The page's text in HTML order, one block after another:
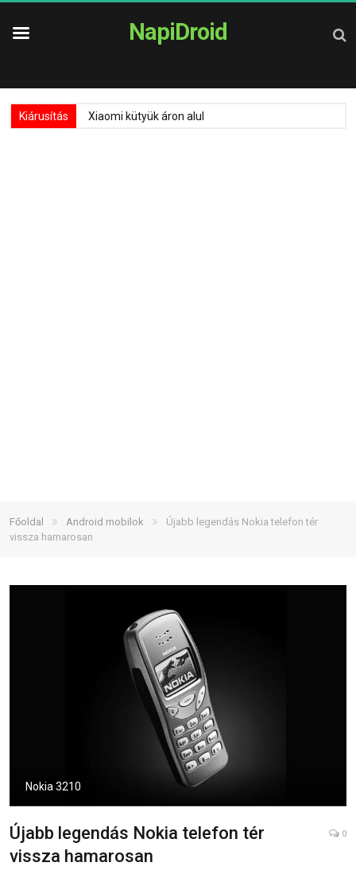
NapiDroid
Kiárusítás Xiaomi kütyük áron alul
Főoldal » Android mobilok »
Újabb legendás Nokia telefon tér
vissza hamarosan
Nokia 3210
Újabb legendás Nokia telefon tér
vissza hamarosan
0